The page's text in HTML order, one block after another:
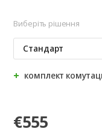
Виберіть рішення
Стандарт
комплект
€555